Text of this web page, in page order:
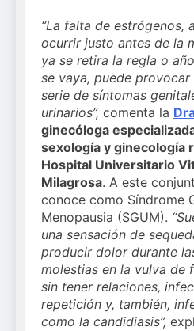
“La falta de estrógenos,
ocurrir justo antes de la
ya se retira la regla o
se vaya, puede
serie de síntomas
urinarios”, comenta la
ginecóloga
sexología y ginecología
Hospital Universitario
Milagrosa. A este
conoce como Síndrome
Menopausia (SGUM).
una sensación de
producir dolor durante
molestias en la vulva de
sin tener relaciones,
repetición y, también,
como la candidiasis”,